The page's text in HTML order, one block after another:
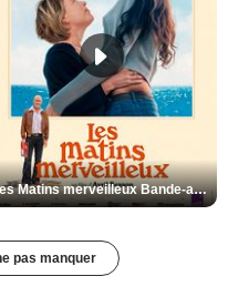
Les Matins merveilleux Bande-annonce VF
pas manquer